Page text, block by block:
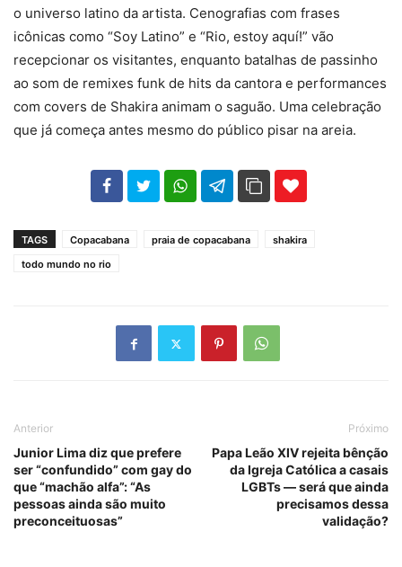
o universo latino da artista. Cenografias com frases
icônicas como “Soy Latino” e “Rio, estoy aquí!” vão
recepcionar os visitantes, enquanto batalhas de passinho
ao som de remixes funk de hits da cantora e performances
com covers de Shakira animam o saguão. Uma celebração
que já começa antes mesmo do público pisar na areia.
102 35
TAGS Copacabana praia de copacabana
shakira
todo mundo no rio
Anterior
Junior Lima diz que prefere
ser “confundido” com gay do
que “machão alfa”: “As
pessoas ainda são muito
preconceituosas”
Próximo
Papa Leão XIV rejeita bênção
da Igreja Católica a casais
LGBTs — será que ainda
precisamos dessa
validação?